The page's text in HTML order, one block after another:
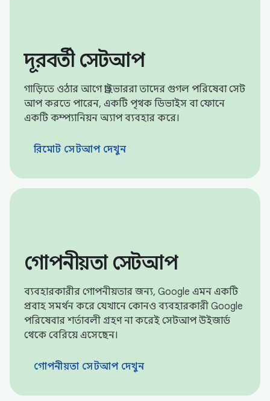
দূরবর্তী সেটআপ
গাড়িতে ওঠার আগে ড্রাইভাররা তাদের গুগল পরিষেবা সেট
আপ করতে পারেন, একটি পৃথক ডিভাইস বা ফোনে
একটি কম্প্যানিয়ন অ্যাপ ব্যবহার করে।
রিমোট সেটআপ দেখুন
গোপনীয়তা সেটআপ
ব্যবহারকারীর গোপনীয়তার জন্য, Google এমন একটি
প্রবাহ সমর্থন করে যেখানে কোনও ব্যবহারকারী Google
পরিষেবার শর্তাবলী গ্রহণ না করেই সেটআপ উইজার্ড
থেকে বেরিয়ে এসেছেন।
গোপনীয়তা সেটআপ দেখুন